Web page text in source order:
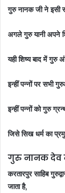
गुरु नानक जी ने इसी
अगले गुरु यानी अपने
यही शिष्य बाद में गुरु
इन्हीं पन्नों पर सभी
इन्हीं पन्नों को गुरु
जिसे सिख धर्म का
गुरु नानक देव
करतारपुर साहिब
जाता है,